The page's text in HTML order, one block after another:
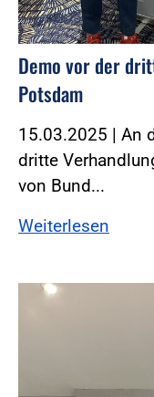
Demo vor der
Potsdam
15.03.2025 | An
dritte
von Bund...
Weiterlesen